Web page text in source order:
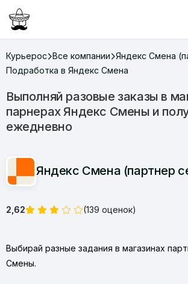
Курьерос Все компании Яндекс Смена
Подработка в Яндекс Смена
Выполняй разовые заказы в
парнерах Яндекс Смены и
ежедневно
Яндекс Смена (партнер
2,62 (139 оценок)
Выбирай разные задания в магазинах
Смены.